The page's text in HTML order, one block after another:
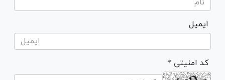
ایمیل
* کد امنیتی